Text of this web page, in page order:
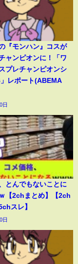
『モンハン』コスが
ャンピオンに！「ワ
プレチャンピオンシ
レポート(ABEMA
日
とんでもないことに
【2chまとめ】【2ch
スレ】
日